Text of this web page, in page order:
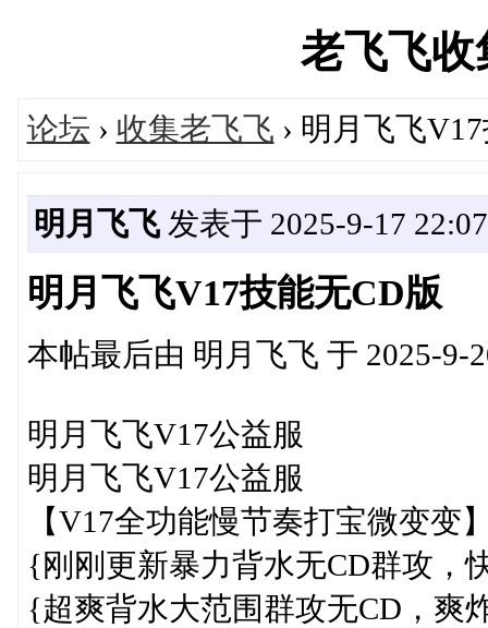
老飞飞
论坛 › 收集老飞飞 › 明月飞飞
明月飞飞发表于 2025-9-17
明月飞飞V17技能无CD版
本帖最后由 明月飞飞 于 2025-9-
明月飞飞V17公益服
明月飞飞V17公益服
【V17全功能慢节奏打宝微变变
{刚刚更新暴力背水无CD群攻，
{超爽背水大范围群攻无CD，爽